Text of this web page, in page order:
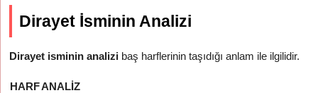
Dirayet İsminin Analizi
Dirayet isminin analizi baş harflerinin taşıdığı anlam ile ilgilidir.
HARFANALIZ